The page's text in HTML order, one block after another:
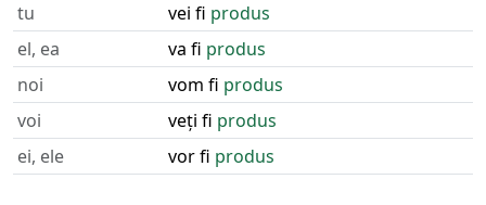
tu
vei fi produs
el, ea
va fi produs
noi
vom fi produs
voi
veți fi produs
ei, ele
vor fi produs